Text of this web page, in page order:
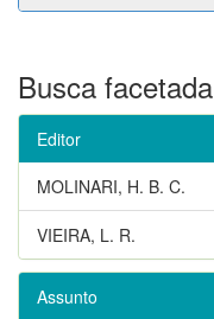
Busca facetada
Editor
MOLINARI, H. B. C.
VIEIRA, L. R.
Assunto